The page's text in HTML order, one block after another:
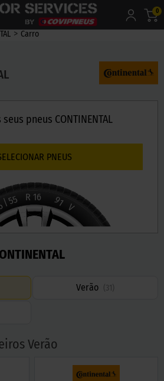
0
> Carro
pneus CONTINENTAL
55 R 16 91 V
PNEUS
Verão 31)
Verão